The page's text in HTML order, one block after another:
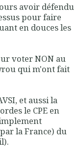
avoir défendu
pour faire
en douces les
voter NON au
qui m'ont fait
et aussi la
le CPE en
la France) du